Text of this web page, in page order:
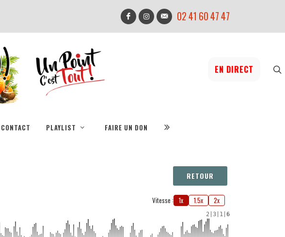
02 41 60 47 47
EN DIRECT
CONTACT PLAYLIST FAIRE UN DON
RETOUR
Vitesse : 1x 1.5x 2x
2 3 1 6